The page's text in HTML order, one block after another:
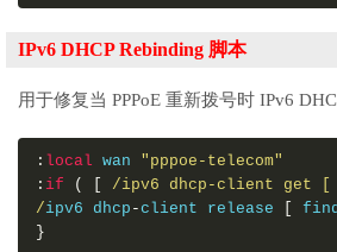
IPv6 DHCP Rebinding 脚本
用于修复当 PPPoE 重新拨号时 IPv6
: local wan "pppoe-telecom"
: if (
/ipv6 dhcp-client get
/ipv6 dhcp -client release
}